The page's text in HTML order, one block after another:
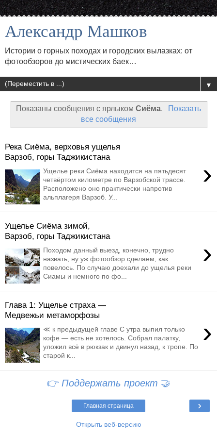
Александр Машков
Истории о горных походах и городских вылазках: от
фотообзоров до мистических баек…
▼
Показаны сообщения с ярлыкомСиёма.
Показать
все сообщения
Река Сиёма, верховья ущелья
Варзоб, горы Таджикистана
›
Ущелье реки Сиёма находится на пятьдесят
четвёртом километре по Варзобской трассе.
Расположено оно практически напротив
альплагеря Варзоб. У...
Ущелье Сиёма зимой,
Варзоб, горы Таджикистана
›
Походом данный выезд, конечно, трудно
назвать, ну уж фотообзор сделаем, как
повелось. По случаю доехали до ущелья реки
Сиамы и немного по фо...
Глава 1: Ущелье страха —
Медвежьи метаморфозы
›
≪ к предыдущей главе С утра выпил только
кофе — есть не хотелось. Собрал палатку,
уложил всё в рюкзак и двинул назад, к тропе. По
старой к...
👉 Поддержать проект 🤝
›
Главная страница
Открыть веб-версию